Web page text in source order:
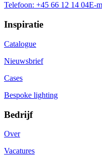
Telefoon: +45 66 12 14 04E-
Inspiratie
Catalogue
Nieuwsbrief
Cases
Bespoke lighting
Bedrijf
Over
Vacatures